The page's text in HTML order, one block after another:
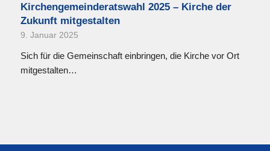
Kirchengemeinderatswahl 2025 – Kirche der
Zukunft mitgestalten
9. Januar 2025
Sich für die Gemeinschaft einbringen, die Kirche vor Ort
mitgestalten…